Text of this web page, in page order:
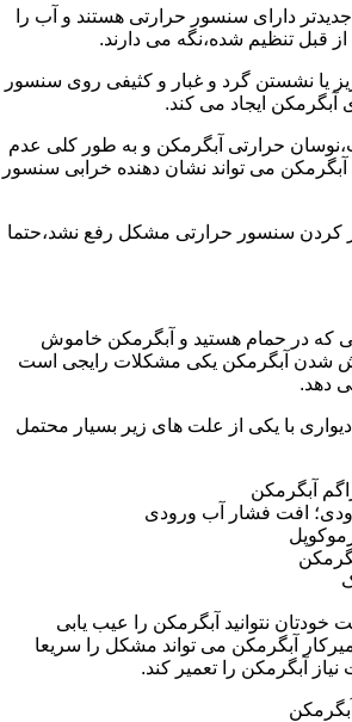
دارای سنسور حرارتی هستند و آب را
تنظیم شده،نگه می دارند.
یا نشستن گرد و غبار و کثیفی روی سنسور
آبگرمکن ایجاد می کند.
حرارتی آبگرمکن و به طور کلی عدم
می تواند نشان دهنده خرابی سنسور
کردن سنسور حرارتی مشکل رفع نشد،حتما
که در حمام هستید و آبگرمکن خاموش
آبگرمکن یکی مشکلات رایجی است
دهد.
با یکی از علت های زیر بسیار محتمل
آبگرمکن
افت فشار آب ورودی
نتوانید آبگرمکن را عیب یابی
آبگرمکن می تواند مشکل را سریعا
آبگرمکن را تعمیر کند.